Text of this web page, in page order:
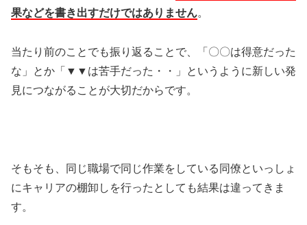
果などを書き出すだけではありません。
当たり前のことでも振り返ることで、「〇〇は得意だった
な」とか「▼▼は苦手だった・・」というように新しい発
見につながることが大切だからです。
そもそも、同じ職場で同じ作業をしている同僚といっしょ
にキャリアの棚卸しを行ったとしても結果は違ってきま
す。